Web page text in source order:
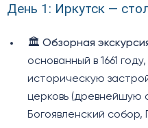
День 1: Иркутск —
🏛️ Обзорная
основанный в 1661
историческую
церковь (древнейшую
Богоявленский собор,